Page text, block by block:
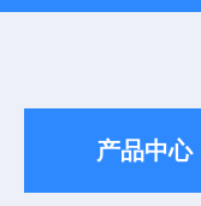
产品中心